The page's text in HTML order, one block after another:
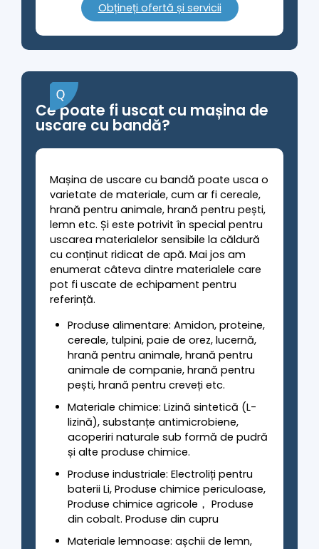
Obțineți ofertă și servicii
Ce poate fi uscat cu mașina de
uscare cu bandă?
Mașina de uscare cu bandă poate usca o
varietate de materiale, cum ar fi cereale,
hrană pentru animale, hrană pentru pești,
lemn etc. Și este potrivit în special pentru
uscarea materialelor sensibile la căldură
cu conținut ridicat de apă. Mai jos am
enumerat câteva dintre materialele care
pot fi uscate de echipament pentru
referință.
Produse alimentare: Amidon, proteine,
cereale, tulpini, paie de orez, lucernă,
hrană pentru animale, hrană pentru
animale de companie, hrană pentru
pești, hrană pentru creveți etc.
Materiale chimice: Lizină sintetică (L-
lizină), substanțe antimicrobiene,
acoperiri naturale sub formă de pudră
și alte produse chimice.
Produse industriale: Electroliți pentru
baterii Li, Produse chimice periculoase,
Produse chimice agricole， Produse
din cobalt. Produse din cupru
Materiale lemnoase: așchii de lemn,